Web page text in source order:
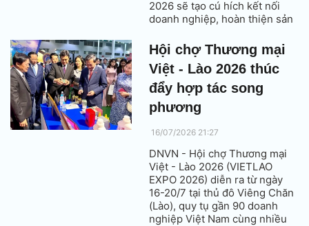
2026 sẽ tạo cú hích kết nối
doanh nghiệp, hoàn thiện sản
khách. Đây cũng là dịp để địa
phương đưa câu chuyện điểm
đến đến gần hơn với thị trường
trong nước và quốc tế.
Hội chợ Thương mại
Việt - Lào 2026 thúc
đẩy hợp tác song
phương
16/07/2026 21:27
DNVN - Hội chợ Thương mại
Việt - Lào 2026 (VIETLAO
EXPO 2026) diễn ra từ ngày
16-20/7 tại thủ đô Viêng Chăn
(Lào), quy tụ gần 90 doanh
nghiệp Việt Nam cùng nhiều